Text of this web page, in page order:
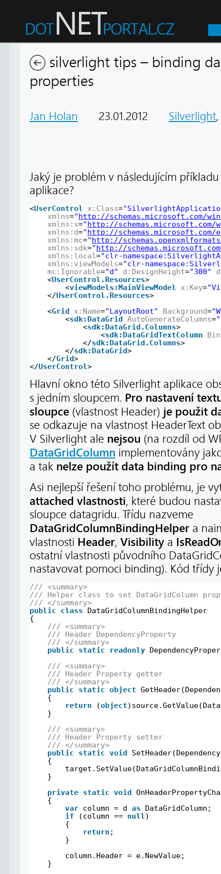
silverlight tips – binding
properties
Jan Holan 23.01.2012 Silverlight,
Jaký je problém v následujícím
aplikace?
<UserControl x:Class=
xmlns="http://schemas.microsoft.com/
xmlns:x="http://schemas.microsoft.com/
xmlns:d="http://schemas.microsoft.com/
xmlns:mc="http://
xmlns:sdk="http://
xmlns:local ="clr-
xmlns:viewModels="clr-
mc:Ignorable="d" d:DesignHeight="300"
<UserControl.Resources>
<viewModels:MainViewModel x:Key=
</UserControl.Resources>
<Grid x:Name="LayoutRoot" Background=
<sdk:DataGrid AutoGenerateColumns=
<sdk:DataGrid.Columns>
<sdk:DataGridTextColumn
</sdk:DataGrid.Columns>
</sdk:DataGrid>
</Grid>
</UserControl>
Hlavní okno této Silverlight aplikace
s jedním sloupcem. Pro nastavení
sloupce (vlastnost Header) je použit
se odkazuje na vlastnost HeaderText
V Silverlight ale nejsou (na rozdíl od
DataGridColumn implementovány
a tak nelze použít data binding pro
Asi nejlepší řešení toho problému, je
attached vlastnosti, které budou
sloupce datagridu. Třídu nazveme
DataGridColumnBindingHelper a
vlastnosti Header, Visibility a
ostatní vlastnosti původního
nastavovat pomoci binding). Kód třídy
/// <summary>
/// Helper class to set DataGridColumn
/// </summary>
public
class
DataGridColumnBindingHelper
{
/// <summary>
/// Header DependencyProperty
/// </summary>
public
static readonly
/// <summary>
/// Header Property getter
/// </summary>
public
static object
{
return
(object
}
/// <summary>
/// Header Property setter
/// </summary>
public
static void
{
}
private static void
{
var column = d as
DataGridColumn;
if
(column == null )
{
return ;
}
column.Header = e.NewValue;
}